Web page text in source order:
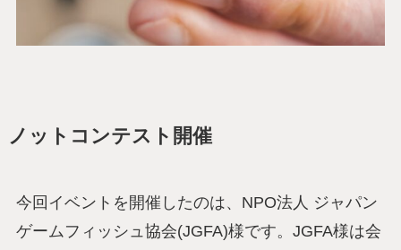
ノットコンテスト開催
今回イベントを開催したのは、NPO法人 ジャパン
ゲームフィッシュ協会(JGFA)様です。JGFA様は会